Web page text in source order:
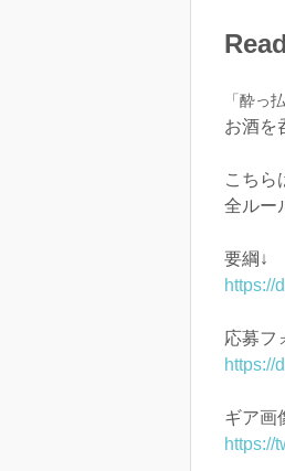
「酔っ
お酒を
こちら
全ルー
要綱↓
https://
応募フ
https://
ギア画
https://